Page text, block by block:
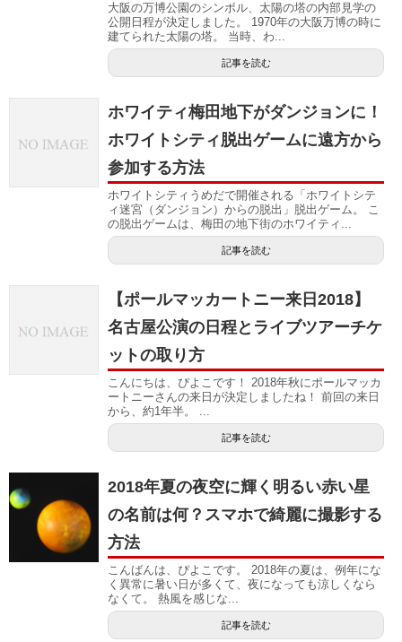
大阪の万博公園のシンボル、太陽の塔の内部見学の
公開日程が決定しました。 1970年の大阪万博の時に
建てられた太陽の塔。 当時、わ...
記事を読む
ホワイティ梅田地下がダンジョンに！
ホワイトシティ脱出ゲームに遠方から
参加する方法
ホワイトシティうめだで開催される「ホワイトシテ
ィ迷宮（ダンジョン）からの脱出」脱出ゲーム。 こ
の脱出ゲームは、梅田の地下街のホワイティ...
記事を読む
【ポールマッカートニー来日2018】
名古屋公演の日程とライブツアーチケ
ットの取り方
こんにちは、ぴよこです！ 2018年秋にポールマッカ
ートニーさんの来日が決定しましたね！ 前回の来日
から、約1年半。 ...
記事を読む
2018年夏の夜空に輝く明るい赤い星
の名前は何？スマホで綺麗に撮影する
方法
こんばんは、ぴよこです。 2018年の夏は、例年にな
く異常に暑い日が多くて、夜になっても涼しくなら
なくて。 熱風を感じな...
記事を読む